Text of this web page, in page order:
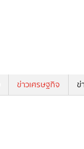
ข่าวเศรษฐกิจ ข่